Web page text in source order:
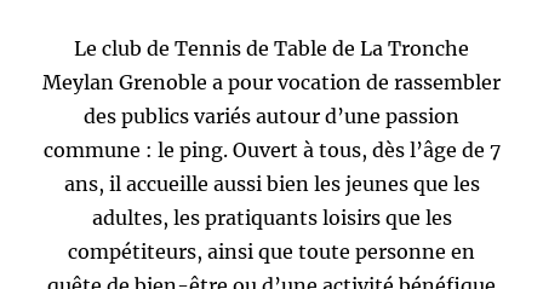
Le club de Tennis de Table de La Tronche
Meylan Grenoble a pour vocation de rassembler
des publics variés autour d’une passion
commune : le ping. Ouvert à tous, dès l’âge de 7
ans, il accueille aussi bien les jeunes que les
adultes, les pratiquants loisirs que les
compétiteurs, ainsi que toute personne en